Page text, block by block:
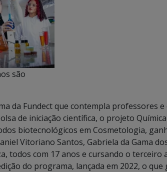
são
da Fundect que contempla professores
de iniciação científica, o projeto
biotecnológicos em Cosmetologia,
Vitoriano Santos, Gabriela da Gama
todos com 17 anos e cursando o terceiro
do programa, lançada em 2022, o